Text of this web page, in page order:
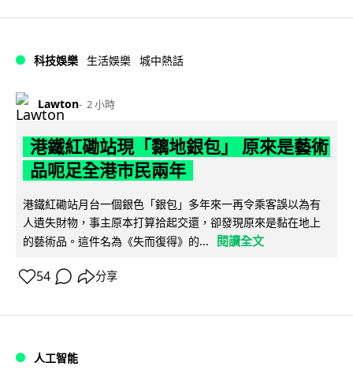
科技娛樂 生活娛樂 城中熱話
Lawton 2 小時
港鐵紅磡站現「黐地銀包」 原來是藝術
品呃足全港市民兩年
港鐵紅磡站月台一個銀色「銀包」多年來一再令乘客誤以為有
人遺失財物，事主原本打算拾起交還，卻發現原來是黏在地上
的藝術品。這件名為《失而復得》的...
閱讀全文
54 分享
人工智能